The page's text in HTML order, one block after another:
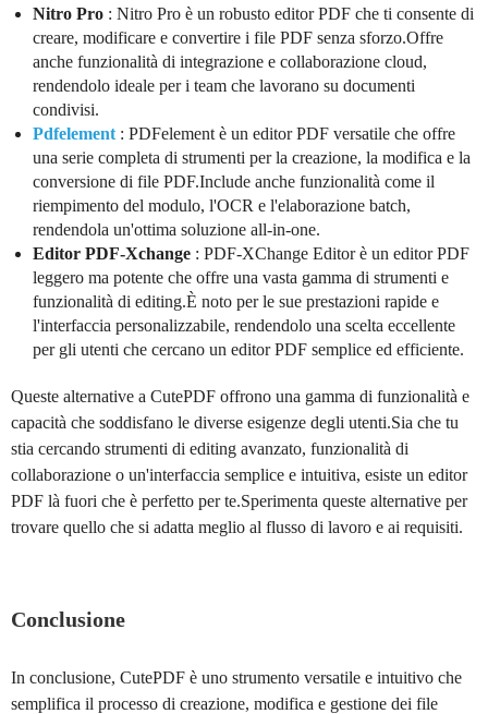
Nitro Pro : Nitro Pro è un robusto editor PDF che ti consente di
creare, modificare e convertire i file PDF senza sforzo.Offre
anche funzionalità di integrazione e collaborazione cloud,
rendendolo ideale per i team che lavorano su documenti
condivisi.
Pdfelement : PDFelement è un editor PDF versatile che offre
una serie completa di strumenti per la creazione, la modifica e la
conversione di file PDF.Include anche funzionalità come il
riempimento del modulo, l'OCR e l'elaborazione batch,
rendendola un'ottima soluzione all-in-one.
Editor PDF-Xchange : PDF-XChange Editor è un editor PDF
leggero ma potente che offre una vasta gamma di strumenti e
funzionalità di editing.È noto per le sue prestazioni rapide e
l'interfaccia personalizzabile, rendendolo una scelta eccellente
per gli utenti che cercano un editor PDF semplice ed efficiente.
Queste alternative a CutePDF offrono una gamma di funzionalità e
capacità che soddisfano le diverse esigenze degli utenti.Sia che tu
stia cercando strumenti di editing avanzato, funzionalità di
collaborazione o un'interfaccia semplice e intuitiva, esiste un editor
PDF là fuori che è perfetto per te.Sperimenta queste alternative per
trovare quello che si adatta meglio al flusso di lavoro e ai requisiti.
Conclusione
In conclusione, CutePDF è uno strumento versatile e intuitivo che
semplifica il processo di creazione, modifica e gestione dei file